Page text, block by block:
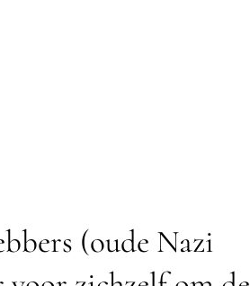
(oude Nazi